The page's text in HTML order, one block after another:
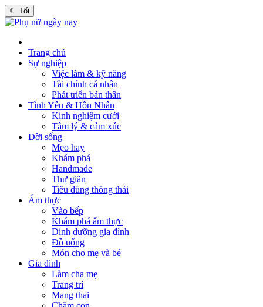
☾ Tối
Trang chủ
Sự nghiệp
Việc làm & kỹ năng
Tài chính cá nhân
Phát triển bản thân
Tình Yêu & Hôn Nhân
Kinh nghiệm cưới
Tâm lý & cảm xúc
Đời sống
Mẹo hay
Khám phá
Handmade
Thư giãn
Tiêu dùng thông thái
Ẩm thực
Vào bếp
Khám phá ẩm thực
Dinh dưỡng gia đình
Đồ uống
Món cho mẹ và bé
Gia đình
Làm cha mẹ
Trang trí
Mang thai